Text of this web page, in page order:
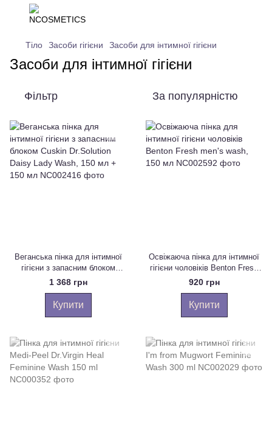
Тіло Засоби гігієни Засоби для інтимної гігієни
Засоби для інтимної гігієни
Фільтр За популярністю
Веганська пінка для інтимної
гігієни з запасним блоком
Cuskin Dr.Solution Daisy Lady
Wash, 150 мл + 150 мл
1 368 грн
Купити
Освіжаюча пінка для інтимної
гігієни чоловіків Benton Fresh
men's wash, 150 мл
920 грн
Купити